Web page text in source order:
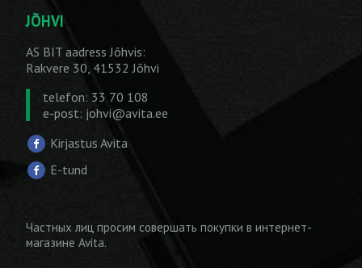
JÕHVI
AS BIT aadress Jõhvis:
Rakvere 30, 41532 Jõhvi
telefon: 33 70 108
e-post: johvi@avita.ee
Kirjastus Avita
E-tund
Частных лиц просим совершать покупки в интернет-
магазине Avita.